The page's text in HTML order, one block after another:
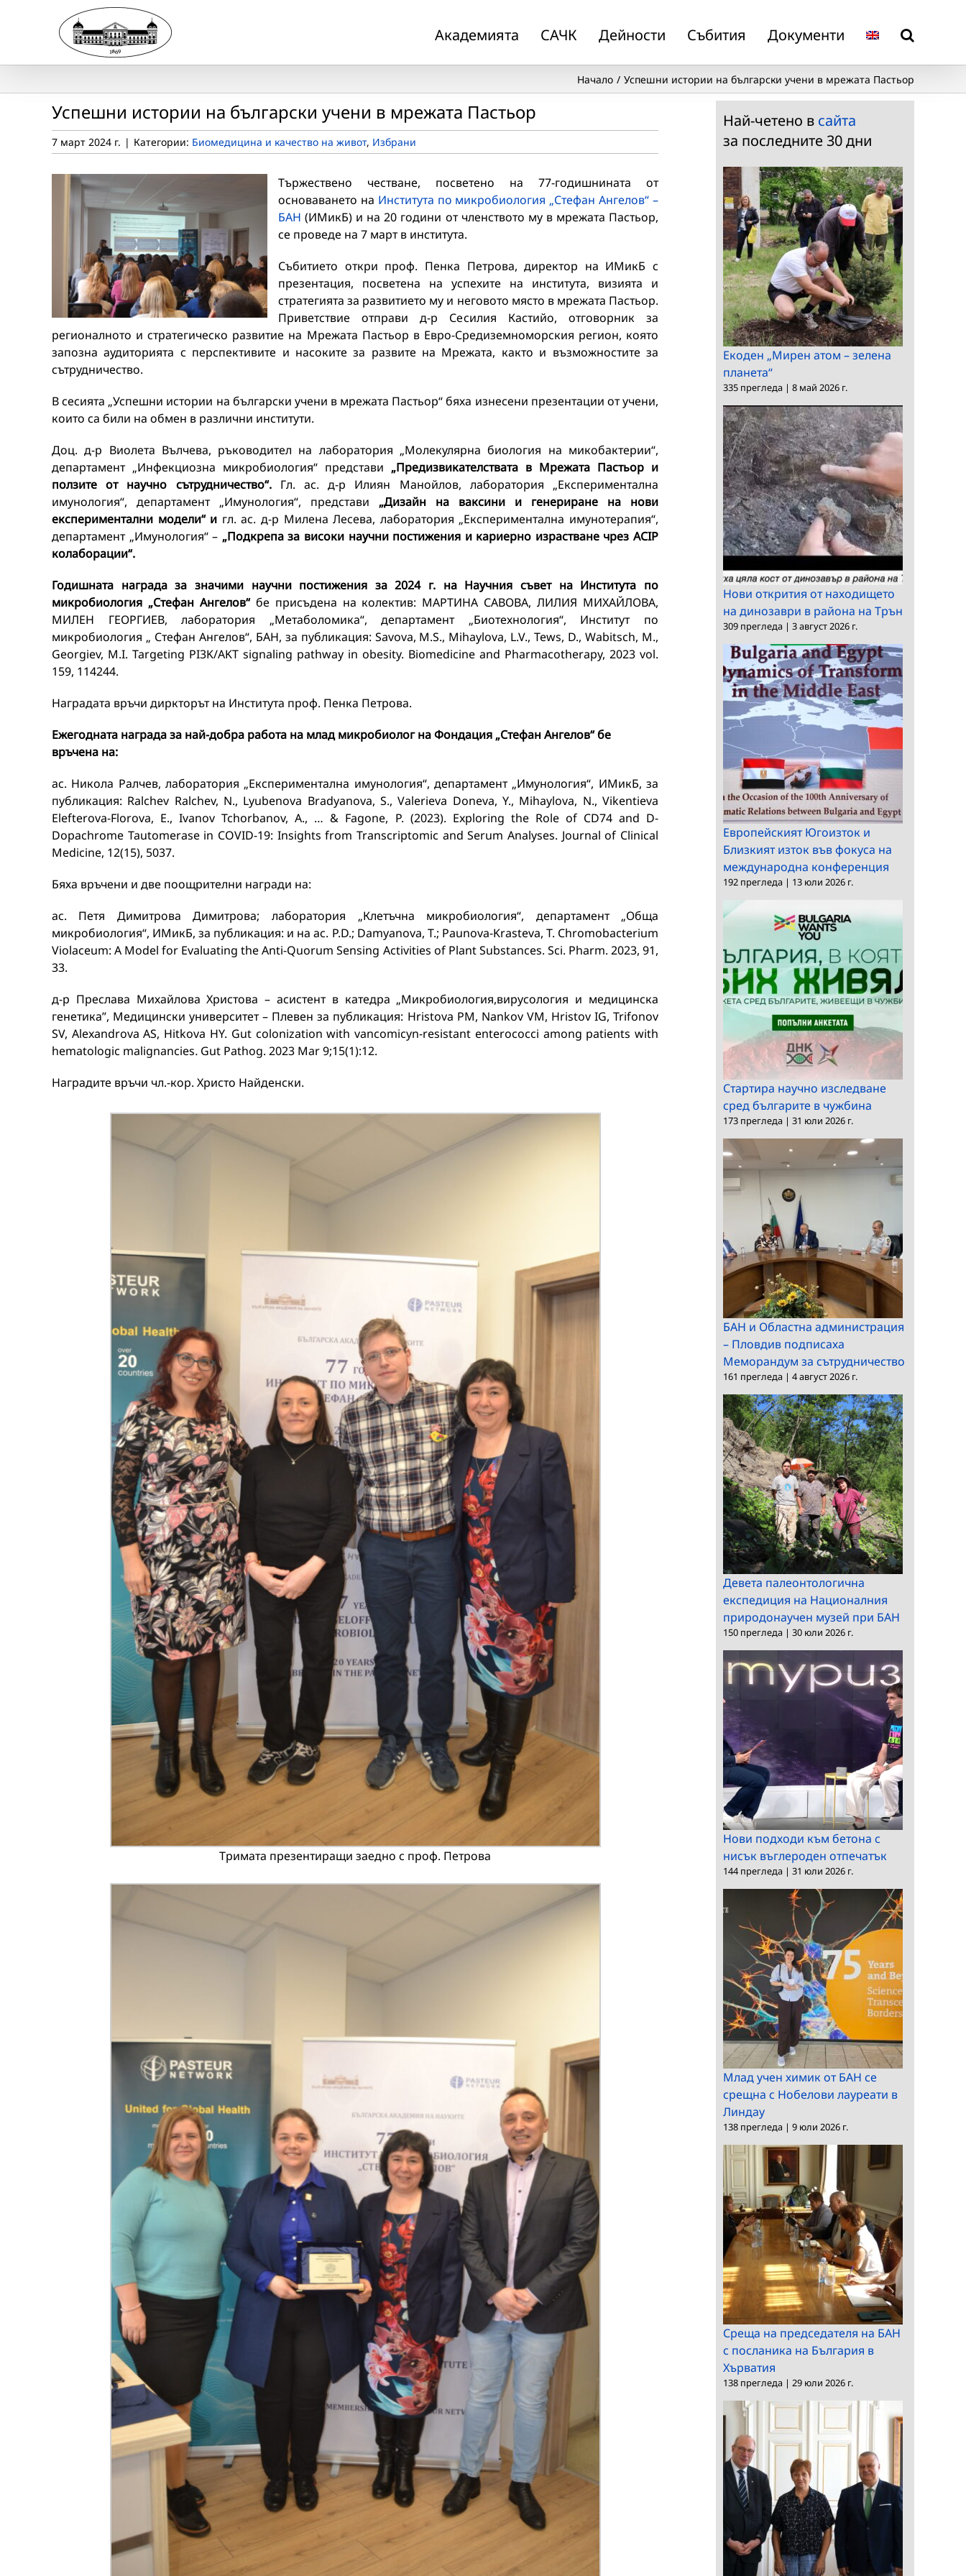
Академията САЧК Дейности Събития Документи
Начало Успешни истории на български учени в мрежата Пастьор
Успешни истории на български учени в мрежата Пастьор
7 март 2024 г. | Категории: Биомедицина и качество на живот, Избрани
Тържествено честване, посветено на 77-годишнината от
основаването на Института по микробиология „Стефан Ангелов“ –
БАН (ИМикБ) и на 20 години от членството му в мрежата Пастьор,
се проведе на 7 март в института.
Събитието откри проф. Пенка Петрова, директор на ИМикБ с
презентация, посветена на успехите на института, визията и
стратегията за развитието му и неговото място в мрежата Пастьор.
Приветствие отправи д-р Сесилия Кастийо, отговорник за
регионалното и стратегическо развитие на Мрежата Пастьор в Евро-Средиземноморския регион, която
запозна аудиторията с перспективите и насоките за развите на Мрежата, както и възможностите за
сътрудничество.
В сесията „Успешни истории на български учени в мрежата Пастьор“ бяха изнесени презентации от учени,
които са били на обмен в различни институти.
Доц. д-р Виолета Вълчева, ръководител на лаборатория „Молекулярна биология на микобактерии“,
департамент „Инфекциозна микробиология“ представи „Предизвикателствата в Мрежата Пастьор и
ползите от научно сътрудничество“. Гл. ас. д-р Илиян Манойлов, лаборатория „Експериментална
имунология“, департамент „Имунология“, представи „Дизайн на ваксини и генериране на нови
експериментални модели“ и гл. ас. д-р Милена Лесева, лаборатория „Експериментална имунотерапия“,
департамент „Имунология“ – „Подкрепа за високи научни постижения и кариерно израстване чрез ACIP
колаборации“.
Годишната награда за значими научни постижения за 2024 г. на Научния съвет на Института по
микробиология „Стефан Ангелов“ бе присъдена на колектив: МАРТИНА САВОВА, ЛИЛИЯ МИХАЙЛОВА,
МИЛЕН ГЕОРГИЕВ, лаборатория „Метаболомика“, департамент „Биотехнология“, Институт по
микробиология „ Стефан Ангелов“, БАН, за публикация: Savova, M.S., Mihaylova, L.V., Tews, D., Wabitsch, M.,
Georgiev, M.I. Targeting PI3K/AKT signaling pathway in obesity. Biomedicine and Pharmacotherapy, 2023 vol.
159, 114244.
Наградата връчи диркторът на Института проф. Пенка Петрова.
Ежегодната награда за най-добра работа на млад микробиолог на Фондация „Стефан Ангелов“ бе
връчена на:
ас. Никола Ралчев, лаборатория „Експериментална имунология“, департамент „Имунология“, ИМикБ, за
публикация: Ralchev Ralchev, N., Lyubenova Bradyanova, S., Valerieva Doneva, Y., Mihaylova, N., Vikentieva
Elefterova-Florova, E., Ivanov Tchorbanov, A., … & Fagone, P. (2023). Exploring the Role of CD74 and D-
Dopachrome Tautomerase in COVID-19: Insights from Transcriptomic and Serum Analyses. Journal of Clinical
Medicine, 12(15), 5037.
Бяха връчени и две поощрителни награди на:
ас. Петя Димитрова Димитрова; лаборатория „Клетъчна микробиология“, департамент „Обща
микробиология“, ИМикБ, за публикация: и на ас. P.D.; Damyanova, T.; Paunova-Krasteva, T. Chromobacterium
Violaceum: A Model for Evaluating the Anti-Quorum Sensing Activities of Plant Substances. Sci. Pharm. 2023, 91,
33.
д-р Преслава Михайлова Христова – асистент в катедра „Микробиология,вирусология и медицинска
генетика”, Медицински университет – Плевен за публикация: Hristova PM, Nankov VM, Hristov IG, Trifonov
SV, Alexandrova AS, Hitkova HY. Gut colonization with vancomicyn-resistant enterococci among patients with
hematologic malignancies. Gut Pathog. 2023 Mar 9;15(1):12.
Наградите връчи чл.-кор. Христо Найденски.
Тримата презентиращи заедно с проф. Петрова
Най-четено в сайта
за последните 30 дни
Екоден „Мирен атом – зелена
планета“
335 прегледа | 8 май 2026 г.
Нови открития от находището
на динозаври в района на Трън
309 прегледа | 3 август 2026 г.
Европейският Югоизток и
Близкият изток във фокуса на
международна конференция
192 прегледа | 13 юли 2026 г.
Стартира научно изследване
сред българите в чужбина
173 прегледа | 31 юли 2026 г.
БАН и Областна администрация
– Пловдив подписаха
Меморандум за сътрудничество
161 прегледа | 4 август 2026 г.
Девета палеонтологична
експедиция на Националния
природонаучен музей при БАН
150 прегледа | 30 юли 2026 г.
Нови подходи към бетона с
нисък въглероден отпечатък
144 прегледа | 31 юли 2026 г.
Млад учен химик от БАН се
срещна с Нобелови лауреати в
Линдау
138 прегледа | 9 юли 2026 г.
Среща на председателя на БАН
с посланика на България в
Хърватия
138 прегледа | 29 юли 2026 г.